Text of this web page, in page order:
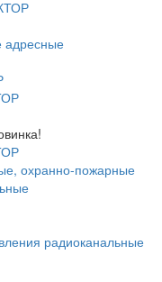
адресные
охранно-пожарные
радиоканальные